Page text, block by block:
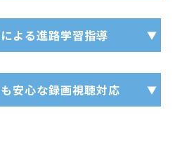
よる進路学習指導
安心な録画視聴対応